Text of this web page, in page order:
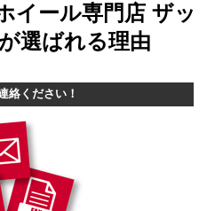
イール専門店 ザッ
選ばれる理由
絡ください！